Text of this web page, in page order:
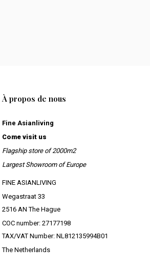
À propos de nous
Fine Asianliving
Come visit us
Flagship store of 2000m2
Largest Showroom of Europe
FINE ASIANLIVING
Wegastraat 33
2516 AN The Hague
COC number: 27177198
TAX/VAT Number: NL812135994B01
The Netherlands